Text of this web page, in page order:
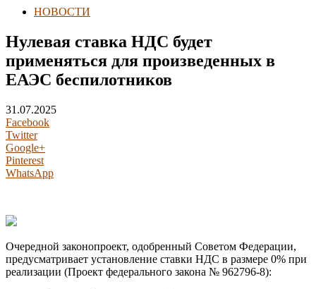
НОВОСТИ
Нулевая ставка НДС будет
применяться для произведенных в
ЕАЭС беспилотников
31.07.2025
Facebook
Twitter
Google+
Pinterest
WhatsApp
Очередной законопроект, одобренный Советом Федерации,
предусматривает установление ставки НДС в размере 0% при
реализации (Проект федерального закона № 962796-8):